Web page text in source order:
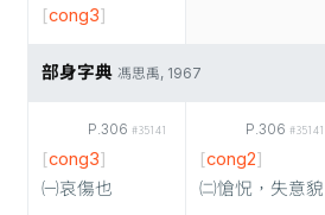
[cong3]
部身字典 馮思禹, 1967
P.306 #35141
[cong3]
㈠哀傷也
P.306 #35141
[cong2]
㈡愴怳，失意貌